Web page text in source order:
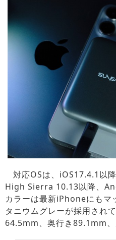
対応OSは、iOS17.4.1以
High Sierra 10.13以降、
カラーは最新iPhoneにもマ
タニウムグレーが採用され
64.5mm、奥行き89.1mm